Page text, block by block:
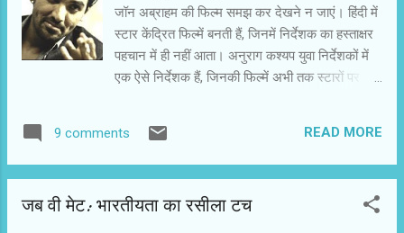
जॉन अब्राहम की फिल्म समझ कर देखने न जाएं। हिंदी में
स्टार केंद्रित फिल्में बनती हैं, जिनमें निर्देशक का हस्ताक्षर
पहचान में ही नहीं आता। अनुराग कश्यप युवा निर्देशकों में
एक ऐसे निर्देशक हैं, जिनकी फिल्में अभी तक स्टारों पर
बेहद अमीर है, इसलिए उसे लगता है कि उसकी लतों और
आदतों को बदलने की सलाह भी उसे कोई नहीं दे सकता।
देती है कि अगर उसने सिगरेट नहीं छोड़ी तो वह उसे छोड़
9 comments READ MORE
जब वी मेट: भारतीयता का रसीला टच